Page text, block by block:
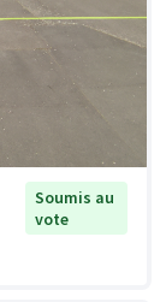
Soumis au
vote